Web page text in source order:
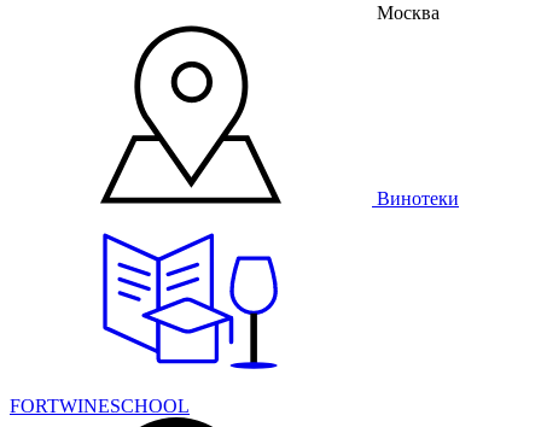
Москва
Винотеки
FORTWINESCHOOL